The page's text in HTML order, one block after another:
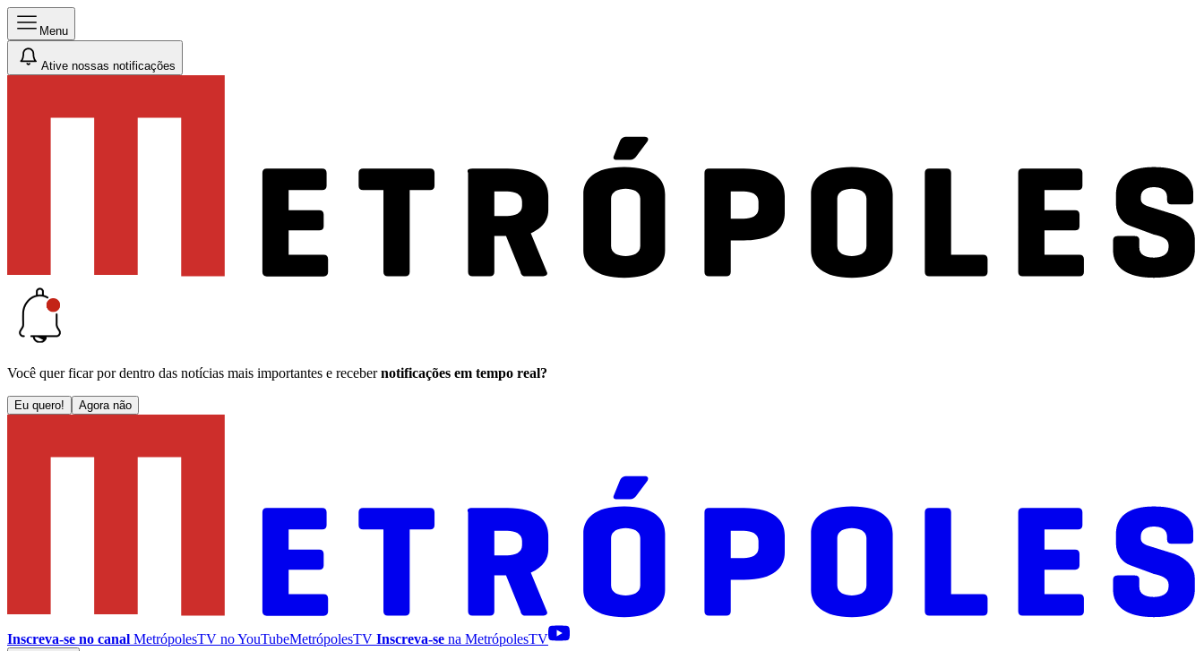
Menu
Ative nossas notificações
Você quer ficar por dentro das notícias mais importantes e receber notificações em tempo real?
Eu quero! Agora não
Inscreva-se no canal MetrópolesTV noYouTubeMetrópolesTV Inscreva-se na MetrópolesTV